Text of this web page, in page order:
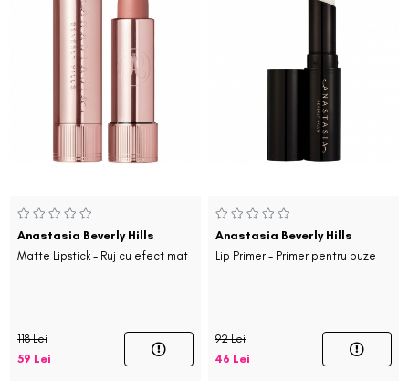
Anastasia Beverly Hills
Matte Lipstick - Ruj cu efect mat
118 Lei
59 Lei
Anastasia Beverly Hills
Lip Primer - Primer pentru buze
92 Lei
46 Lei